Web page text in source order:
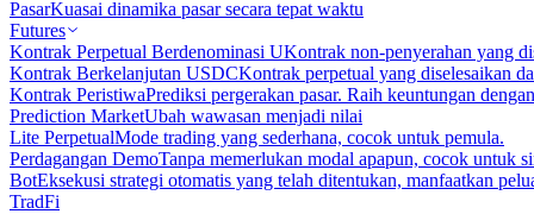
PasarKuasai dinamika pasar secara tepat waktu
Futures
Kontrak Perpetual Berdenominasi UKontrak non-penyerahan yang
Kontrak Berkelanjutan USDCKontrak perpetual yang diselesaikan
Kontrak PeristiwaPrediksi pergerakan pasar. Raih keuntungan
Prediction MarketUbah wawasan menjadi nilai
Lite PerpetualMode trading yang sederhana, cocok untuk pemula.
Perdagangan DemoTanpa memerlukan modal apapun, cocok untuk
BotEksekusi strategi otomatis yang telah ditentukan, manfaatkan
TradFi